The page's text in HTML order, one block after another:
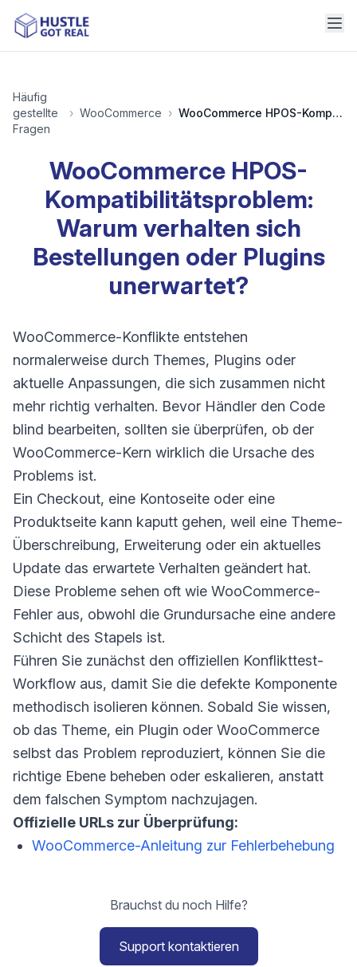
Häufig
gestellte
Fragen
› WooCommerce › WooCommerce HPOS-Kompatibilitätsproblem: Warum verhalten sich Bestellungen oder Plugins unerwartet?
WooCommerce HPOS-
Kompatibilitätsproblem:
Warum verhalten sich
Bestellungen oder Plugins
unerwartet?
WooCommerce-Konflikte entstehen
normalerweise durch Themes, Plugins oder
aktuelle Anpassungen, die sich zusammen nicht
mehr richtig verhalten. Bevor Händler den Code
blind bearbeiten, sollten sie überprüfen, ob der
WooCommerce-Kern wirklich die Ursache des
Problems ist.
Ein Checkout, eine Kontoseite oder eine
Produktseite kann kaputt gehen, weil eine Theme-
Überschreibung, Erweiterung oder ein aktuelles
Update das erwartete Verhalten geändert hat.
Diese Probleme sehen oft wie WooCommerce-
Fehler aus, obwohl die Grundursache eine andere
Schicht des Stapels ist.
Führen Sie zunächst den offiziellen Konflikttest-
Workflow aus, damit Sie die defekte Komponente
methodisch isolieren können. Sobald Sie wissen,
ob das Theme, ein Plugin oder WooCommerce
selbst das Problem reproduziert, können Sie die
richtige Ebene beheben oder eskalieren, anstatt
dem falschen Symptom nachzujagen.
Offizielle URLs zur Überprüfung:
WooCommerce-Anleitung zur Fehlerbehebung
Brauchst du noch Hilfe?
Support kontaktieren